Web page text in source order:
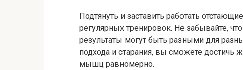
Подтянуть и заставить работать
регулярных тренировок. Не забывайте,
результаты могут быть разными для
подхода и старания, вы сможете достичь
мышц равномерно.